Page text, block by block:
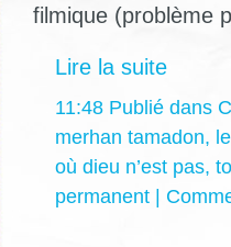
filmique (problème
Lire la suite
11:48 Publié dans
merhan tamadon,
où dieu n’est pas,
permanent